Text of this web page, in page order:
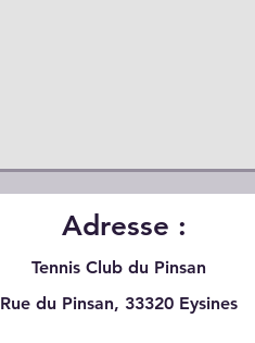
Adresse :
Tennis Club du Pinsan
Rue du Pinsan, 33320 Eysines